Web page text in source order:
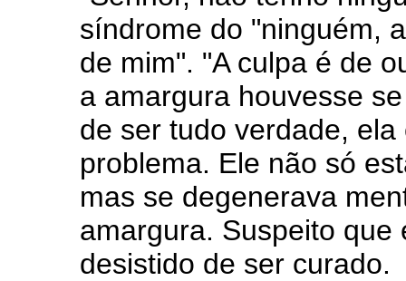
síndrome do "ninguém,
de mim". "A culpa é de
a amargura houvesse
de ser tudo verdade,
problema. Ele não só
mas se degenerava
amargura. Suspeito
desistido de ser curado.